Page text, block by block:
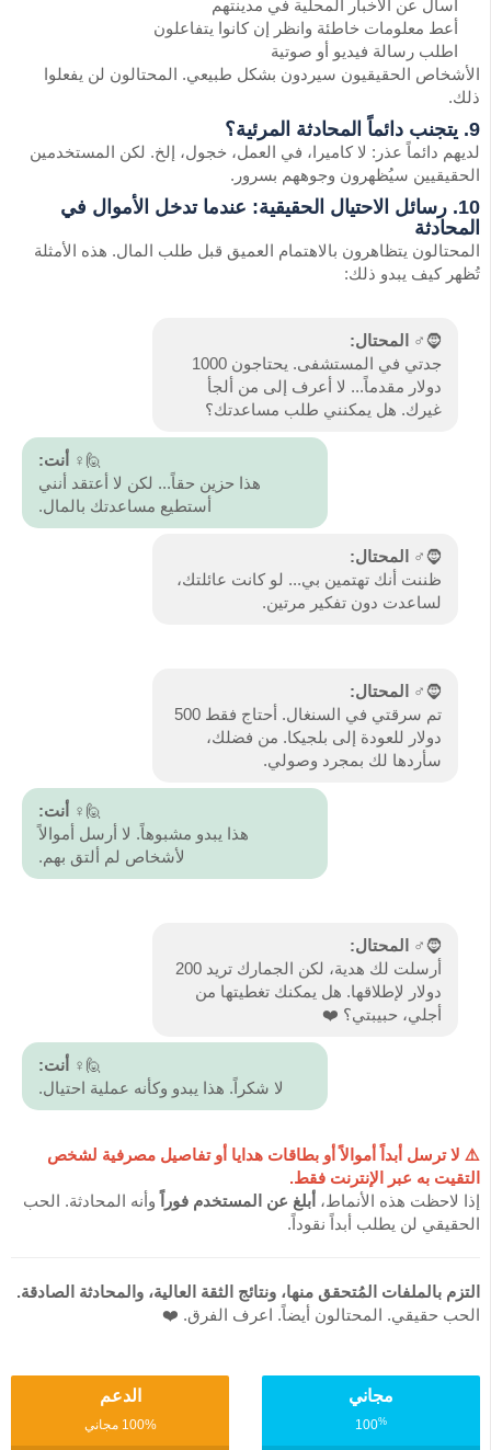
اسأل عن الأخبار المحلية في مدينتهم
أعط معلومات خاطئة وانظر إن كانوا يتفاعلون
اطلب رسالة فيديو أو صوتية
الأشخاص الحقيقيون سيردون بشكل طبيعي. المحتالون لن يفعلوا
ذلك.
9. يتجنب دائماً المحادثة المرئية؟
لديهم دائماً عذر: لا كاميرا، في العمل، خجول، إلخ. لكن المستخدمين
الحقيقيين سيُظهرون وجوههم بسرور.
10. رسائل الاحتيال الحقيقية: عندما تدخل الأموال في
المحادثة
المحتالون يتظاهرون بالاهتمام العميق قبل طلب المال. هذه الأمثلة
تُظهر كيف يبدو ذلك:
🧔♂️
المحتال:
جدتي في المستشفى. يحتاجون 1000
دولار مقدماً... لا أعرف إلى من ألجأ
غيرك. هل يمكنني طلب مساعدتك؟
🙋♀️ أنت:
هذا حزين حقاً... لكن لا أعتقد أنني
أستطيع مساعدتك بالمال.
🧔♂️
المحتال:
ظننت أنك تهتمين بي... لو كانت عائلتك،
لساعدت دون تفكير مرتين.
🧔♂️
المحتال:
تم سرقتي في السنغال. أحتاج فقط 500
دولار للعودة إلى بلجيكا. من فضلك،
سأردها لك بمجرد وصولي.
🙋♀️ أنت:
هذا يبدو مشبوهاً. لا أرسل أموالاً
لأشخاص لم ألتق بهم.
🧔♂️
المحتال:
أرسلت لك هدية، لكن الجمارك تريد 200
دولار لإطلاقها. هل يمكنك تغطيتها من
أجلي، حبيبتي؟ ❤️
🙋♀️ أنت:
لا شكراً. هذا يبدو وكأنه عملية احتيال.
⚠️ لا ترسل أبداً أموالاً أو بطاقات هدايا أو تفاصيل مصرفية لشخص
التقيت به عبر الإنترنت فقط.
إذا لاحظت هذه الأنماط، أبلغ عن المستخدم فوراً
وأنه المحادثة. الحب
الحقيقي لن يطلب أبداً نقوداً.
التزم بالملفات المُتحقق منها، ونتائج الثقة العالية، والمحادثة الصادقة.
الحب حقيقي. المحتالون أيضاً. اعرف الفرق. ❤️
مجاني
100%
الدعم
100% مجاني